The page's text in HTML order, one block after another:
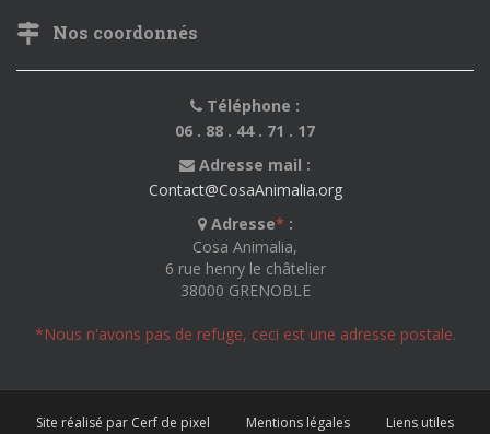
Nos coordonnés
Téléphone :
06 . 88 . 44 . 71 . 17
Adresse mail :
Contact@CosaAnimalia.org
Adresse* :
Cosa Animalia,
6 rue henry le châtelier
38000 GRENOBLE
*Nous n'avons pas de refuge, ceci est une adresse postale.
Site réalisé par Cerf de pixel Mentions légales Liens utiles